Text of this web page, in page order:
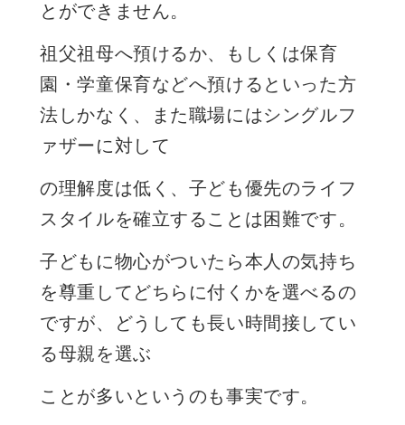
とができません
祖父祖母へ預けるか、もしくは保育
園・学童保育などへ預けるといった方
法しかなく、また職場にはシングルフ
ァザーに対して
の理解度は低く、子ども優先のライフ
スタイルを確立することは困難です。
子どもに物心がついたら本人の気持ち
を尊重してどちらに付くかを選べるの
ですが、どうしても長い時間接してい
る母親を選ぶ
ことが多いというのも事実です。